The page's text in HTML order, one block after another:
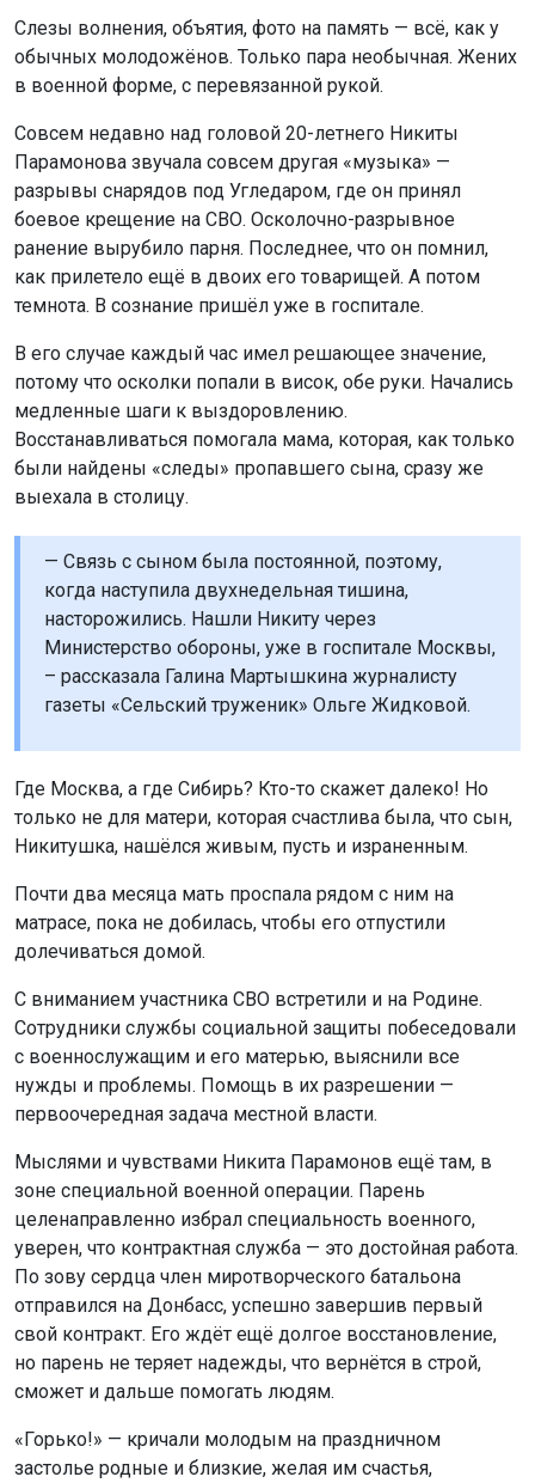
Слезы волнения, объятия, фото на память — всё, как у
обычных молодожёнов. Только пара необычная. Жених
в военной форме, с перевязанной рукой.
Совсем недавно над головой 20-летнего Никиты
Парамонова звучала совсем другая «музыка» —
разрывы снарядов под Угледаром, где он принял
боевое крещение на СВО. Осколочно-разрывное
ранение вырубило парня. Последнее, что он помнил,
как прилетело ещё в двоих его товарищей. А потом
темнота. В сознание пришёл уже в госпитале.
В его случае каждый час имел решающее значение,
потому что осколки попали в висок, обе руки. Начались
медленные шаги к выздоровлению.
Восстанавливаться помогала мама, которая, как только
были найдены «следы» пропавшего сына, сразу же
выехала в столицу.
— Связь с сыном была постоянной, поэтому,
когда наступила двухнедельная тишина,
насторожились. Нашли Никиту через
Министерство обороны, уже в госпитале Москвы,
– рассказала Галина Мартышкина журналисту
газеты «Сельский труженик» Ольге Жидковой.
Где Москва, а где Сибирь? Кто-то скажет далеко! Но
только не для матери, которая счастлива была, что сын,
Никитушка, нашёлся живым, пусть и израненным.
Почти два месяца мать проспала рядом с ним на
матрасе, пока не добилась, чтобы его отпустили
долечиваться домой.
С вниманием участника СВО встретили и на Родине.
Сотрудники службы социальной защиты побеседовали
с военнослужащим и его матерью, выяснили все
нужды и проблемы. Помощь в их разрешении —
первоочередная задача местной власти.
Мыслями и чувствами Никита Парамонов ещё там, в
зоне специальной военной операции. Парень
целенаправленно избрал специальность военного,
уверен, что контрактная служба — это достойная работа.
По зову сердца член миротворческого батальона
отправился на Донбасс, успешно завершив первый
свой контракт. Его ждёт ещё долгое восстановление,
но парень не теряет надежды, что вернётся в строй,
сможет и дальше помогать людям.
«Горько!» — кричали молодым на праздничном
застолье родные и близкие, желая им счастья,